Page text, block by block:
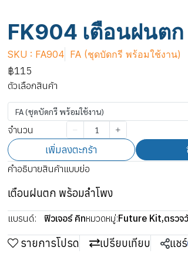
FK904 เตือนฝนต
SKU : FA904 FA (ชุดบัดกรี พร้อมใช้งาน)
฿115
ตัวเลือกสินค้า
FA (ชุดบัดกรี พร้อมใช้งาน)
จำนวน
เพิ่มลงตะกร้า
คำอธิบายสินค้าแบบย่อ
เตือนฝนตก พร้อมลำโพง
แบรนด์: ฟิวเจอร์ คิทหมวดหมู่:Future Kit,ตรวจ
รายการโปรด เปรียบเทียบ แชร์